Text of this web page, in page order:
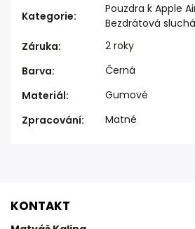
Kategorie:
Pouzdra k Apple
Bezdrátová
Záruka:
2 roky
Barva:
Černá
Materiál:
Gumové
Zpracování: Matné
KONTAKT